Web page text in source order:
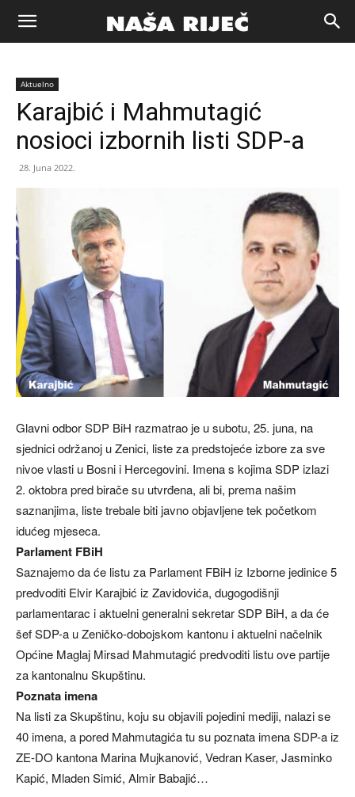
Naša
riječ
Aktuelno
Karajbić i Mahmutagić
nosioci izbornih listi SDP-a
28. Juna 2022.
Glavni odbor SDP BiH razmatrao je u subotu, 25. juna, na
sjednici održanoj u Zenici, liste za predstojeće izbore za sve
nivoe vlasti u Bosni i Hercegovini. Imena s kojima SDP izlazi
2. oktobra pred birače su utvrđena, ali bi, prema našim
saznanjima, liste trebale biti javno objavljene tek početkom
idućeg mjeseca.
Parlament FBiH
Saznajemo da će listu za Parlament FBiH iz Izborne jedinice 5
predvoditi Elvir Karajbić iz Zavidovića, dugogodišnji
parlamentarac i aktuelni generalni sekretar SDP BiH, a da će
šef SDP-a u Zeničko-dobojskom kantonu i aktuelni načelnik
Općine Maglaj Mirsad Mahmutagić predvoditi listu ove partije
za kantonalnu Skupštinu.
Poznata imena
Na listi za Skupštinu, koju su objavili pojedini mediji, nalazi se
40 imena, a pored Mahmutagića tu su poznata imena SDP-a iz
ZE-DO kantona Marina Mujkanović, Vedran Kaser, Jasminko
Kapić, Mladen Simić, Almir Babajić…